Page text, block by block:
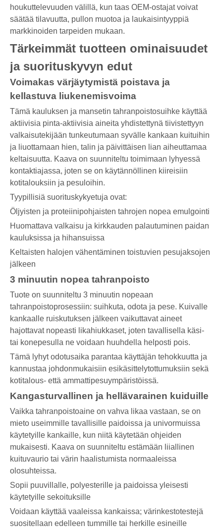
houkuttelevuuden välillä, kun taas OEM-ostajat voivat
säätää tilavuutta, pullon muotoa ja laukaisintyyppiä
markkinoiden tarpeiden mukaan.
Tärkeimmät tuotteen ominaisuudet
ja suorituskyvyn edut
Voimakas värjäytymistä poistava ja
kellastuva liukenemisvoima
Tämä kauluksen ja mansetin tahranpoistosuihke käyttää
aktiivisia pinta-aktiivisia aineita yhdistettynä tiivistettyyn
valkaisutekijään tunkeutumaan syvälle kankaan kuituihin
ja liuottamaan hien, talin ja päivittäisen lian aiheuttamaa
keltaisuutta. Kaava on suunniteltu toimimaan lyhyessä
kontaktiajassa, joten se on käytännöllinen kiireisiin
kotitalouksiin ja pesuloihin.
Tyypillisiä suorituskykyetuja ovat:
Öljyisten ja proteiinipohjaisten tahrojen nopea emulgointi
Huomattava valkaisu ja kirkkauden palautuminen paidan
kauluksissa ja hihansuissa
Keltaisten halojen vähentäminen toistuvien pesujaksojen
jälkeen
3 minuutin nopea tahranpoisto
Tuote on suunniteltu 3 minuutin nopeaan
tahranpoistoprosessiin: suihkuta, odota ja pese. Kuivalle
kankaalle ruiskutuksen jälkeen vaikuttavat aineet
hajottavat nopeasti likahiukkaset, joten tavallisella käsi-
tai konepesulla ne voidaan huuhdella helposti pois.
Tämä lyhyt odotusaika parantaa käyttäjän tehokkuutta ja
kannustaa johdonmukaisiin esikäsittelytottumuksiin sekä
kotitalous- että ammattipesuympäristöissä.
Kangasturvallinen ja hellävarainen kuiduille
Vaikka tahranpoistoaine on vahva likaa vastaan, se on
mieto useimmille tavallisille paidoissa ja univormuissa
käytetyille kankaille, kun niitä käytetään ohjeiden
mukaisesti. Kaava on suunniteltu estämään liiallinen
kuituvaurio tai värin haalistumista normaaleissa
olosuhteissa.
Sopii puuvillalle, polyesterille ja paidoissa yleisesti
käytetyille sekoituksille
Voidaan käyttää vaaleissa kankaissa; värinkestotestejä
suositellaan edelleen tummille tai herkille esineille